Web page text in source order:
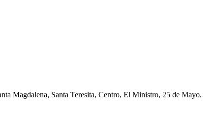
Magdalena, Santa Teresita, Centro, El Ministro, 25 de Mayo,